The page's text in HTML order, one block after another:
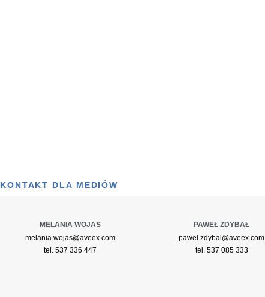
KONTAKT DLA MEDIÓW
MELANIA WOJAS
melania.wojas@aveex.com
tel. 537 336 447
PAWEŁ ZDYBAŁ
pawel.zdybal@aveex.com
tel. 537 085 333